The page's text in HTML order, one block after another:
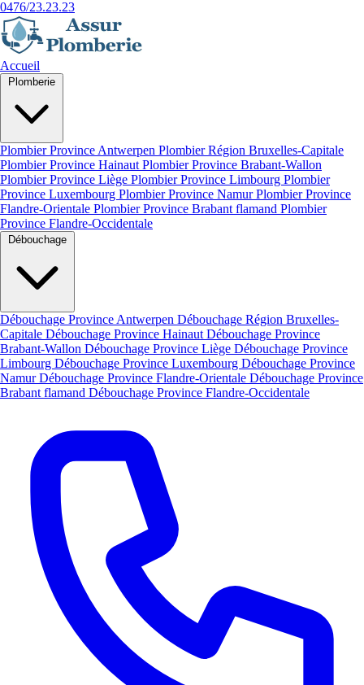
0476/23.23.23
Accueil
Plombier Province Antwerpen Plombier Région Bruxelles-Capitale
Plombier Province Hainaut Plombier Province Brabant-Wallon
Plombier Province Liège Plombier Province Limbourg Plombier
Province Luxembourg Plombier Province NamurPlombier Province
Flandre-Orientale Plombier Province Brabant flamand Plombier
Province Flandre-Occidentale
Débouchage Province Antwerpen Débouchage Région Bruxelles-
Capitale Débouchage Province Hainaut Débouchage Province
Brabant-Wallon Débouchage Province Liège Débouchage Province
Limbourg Débouchage Province Luxembourg Débouchage Province
NamurDébouchage Province Flandre-Orientale Débouchage Province
Brabant flamand Débouchage Province Flandre-Occidentale